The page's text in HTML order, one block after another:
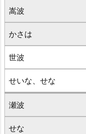
嵩波
かさは
世波
せいな、せな
瀬波
せな